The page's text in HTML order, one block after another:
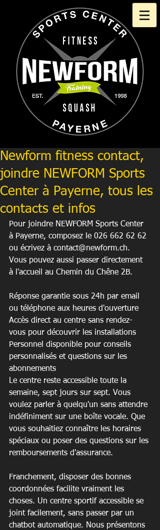
Newform fitness contact,
joindre NEWFORM Sports
Center à Payerne, tous les
contacts et infos
Pour joindre NEWFORM Sports Center
à Payerne, composez le 026 662 62 62
ou écrivez à contact@newform.ch.
Vous pouvez aussi passer directement
à l'accueil au Chemin du Chêne 2B.
Réponse garantie sous 24h par email
ou téléphone aux heures d'ouverture
Accès direct au centre sans rendez-
vous pour découvrir les installations
Personnel disponible pour conseils
personnalisés et questions sur les
abonnements
Le centre reste accessible toute la
semaine, sept jours sur sept. Vous
voulez parler à quelqu'un sans attendre
indéfiniment sur une boîte vocale. Que
vous souhaitiez connaître les horaires
spéciaux ou poser des questions sur les
remboursements d'assurance.
Franchement, disposer des bonnes
coordonnées facilite vraiment les
choses. Un centre sportif accessible se
joint facilement, sans passer par un
chatbot automatique. Nous présentons